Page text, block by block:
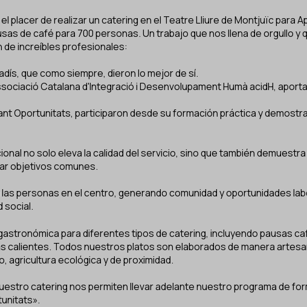
el placer de realizar un catering en el Teatre Lliure de Montjuïc para
de café para 700 personas. Un trabajo que nos llena de orgullo y
de increíbles profesionales:
que como siempre, dieron lo mejor de sí.
Catalana d'Integració i Desenvolupament HumàacidH,
Oportunitats, participaron desde su formación práctica y
no solo eleva la calidad del servicio, sino que también demuestra
objetivos comunes.
personas en el centro, generando comunidad y oportunidades
social.
para diferentes tipos de catering, incluyendo pausas
calientes. Todos nuestros platos son elaborados de manera
agricultura ecológica y de proximidad.
catering nos permiten llevar adelante nuestro programa de